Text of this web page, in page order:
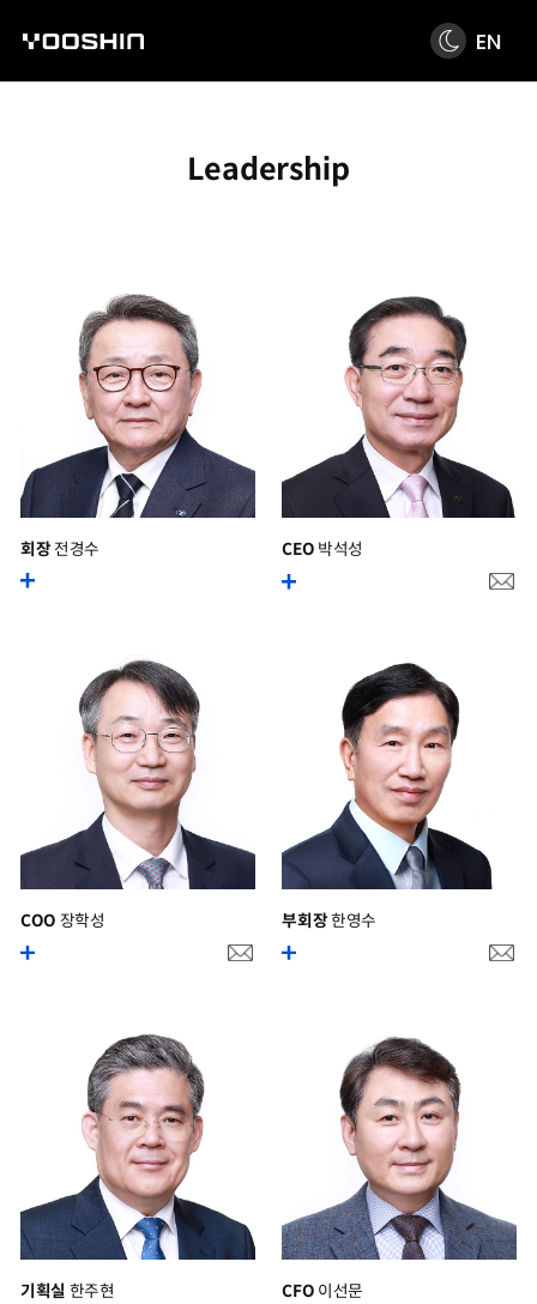
EN
Leadership
회장전경수 CEO 박석성
COO 장학성 부회장한영수
기획실 한주현 CFO 이선문